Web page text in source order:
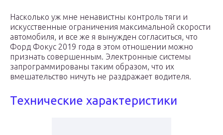
Насколько уж мне ненавистны контроль тяги и
искусственные ограничения максимальной скорости
автомобиля, и все же я вынужден согласиться, что
Форд Фокус 2019 года в этом отношении можно
признать совершенным. Электронные системы
запрограммированы таким образом, что их
вмешательство ничуть не раздражает водителя.
Технические характеристики